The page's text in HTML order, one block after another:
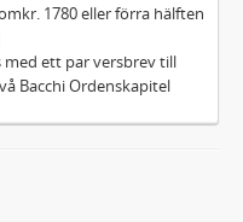
1780 eller förra hälften
ett par versbrev till
Bacchi Ordenskapitel